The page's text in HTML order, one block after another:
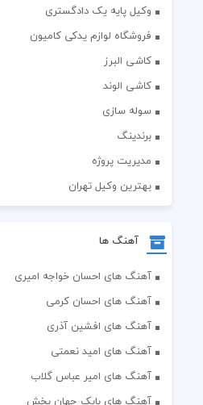
وکیل پایه یک دادگستری
فروشگاه لوازم یدکی کامیون
کاشی البرز
کاشی الوند
سوله سازی
برندینگ
مدیریت پروژه
بهترین وکیل تهران
آهنگ ها
آهنگ های احسان خواجه امیری
آهنگ های احسان کرمی
آهنگ های افشین آذری
آهنگ های امید نعمتی
آهنگ های امیر عباس گلاب
آهنگ های بابک جهان بخش